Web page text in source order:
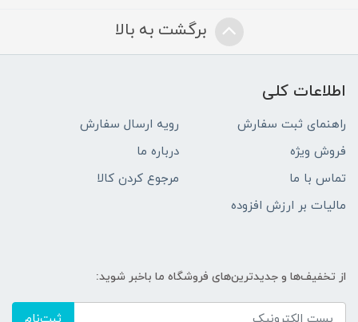
برگشت به بالا
اطلاعات کلی
راهنمای ثبت سفارش
رویه ارسال سفارش
فروش ویژه
درباره ما
تماس با ما
مرجوع کردن کالا
مالیات بر ارزش افزوده
از تخفیف‌ها و جدیدترین‌های فروشگاه ما باخبر شوید: